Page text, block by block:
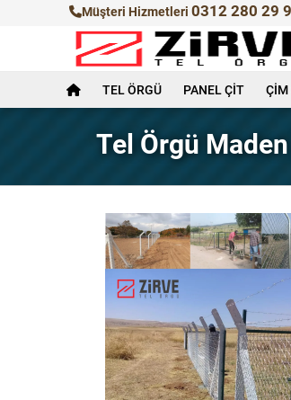
Müşteri Hizmetleri 0312 280 29
TEL ÖRGÜ PANEL ÇİT ÇİM
Tel Örgü Maden